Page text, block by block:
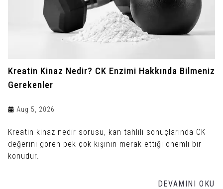
Kreatin Kinaz Nedir? CK Enzimi Hakkında Bilmeniz
Gerekenler
Aug 5, 2026
Kreatin kinaz nedir sorusu, kan tahlili sonuçlarında CK
değerini gören pek çok kişinin merak ettiği önemli bir
konudur.
DEVAMINI OKU